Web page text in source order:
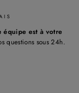
équipe est à votre
questions sous 24h.